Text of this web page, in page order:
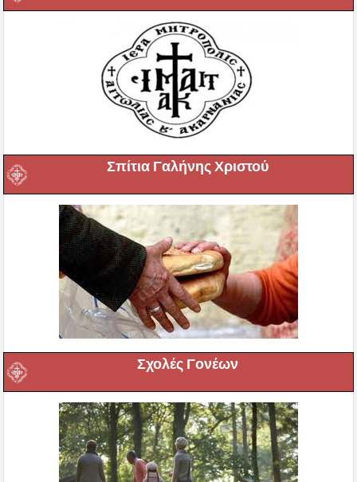
Σπίτια Γαλήνης Χριστού
Σχολές Γονέων